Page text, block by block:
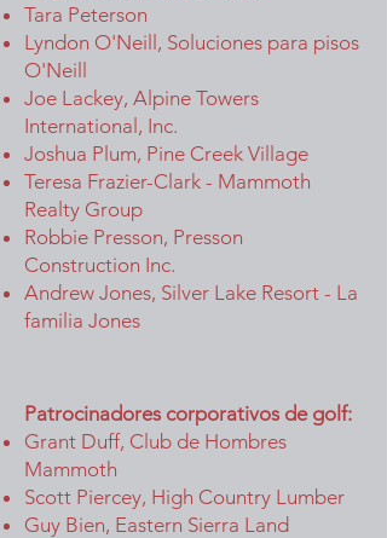
Tara Peterson
Lyndon O'Neill, Soluciones para pisos
O'Neill
Joe Lackey, Alpine Towers
International, Inc.
Joshua Plum, Pine Creek Village
Teresa Frazier-Clark - Mammoth
Realty Group
Robbie Presson, Presson
Construction Inc.
Andrew Jones, Silver Lake Resort - La
familia Jones
Patrocinadores corporativos de golf:
Grant Duff, Club de Hombres
Mammoth
Scott Piercey, High Country Lumber
Guy Bien, Eastern Sierra Land